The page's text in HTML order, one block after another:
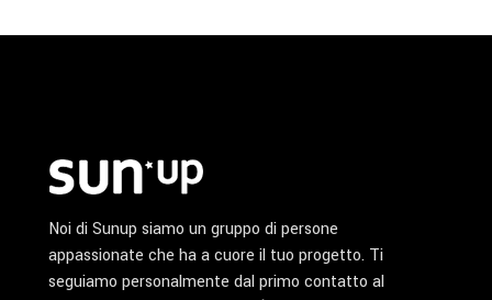
Noi di Sunup siamo un gruppo di persone
appassionate che ha a cuore il tuo progetto. Ti
seguiamo personalmente dal primo contatto al